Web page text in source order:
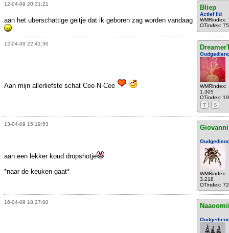
12-04-09 20:31:21 Bliep
Actief lid
WMRindex:
OTindex: 75
aan het uberschattige geitje dat ik geboren zag worden vandaag
12-04-09 22:41:30
WMRindex:
1.305
OTindex:
T
S
Aan mijn allerliefste schat Cee-N-Cee
13-04-09 15:19:53 Giovanni
WMRindex:
3.218
OTindex:
aan een lekker koud dropshotje
*naar de keuken gaat*
16-04-09 18:27:00